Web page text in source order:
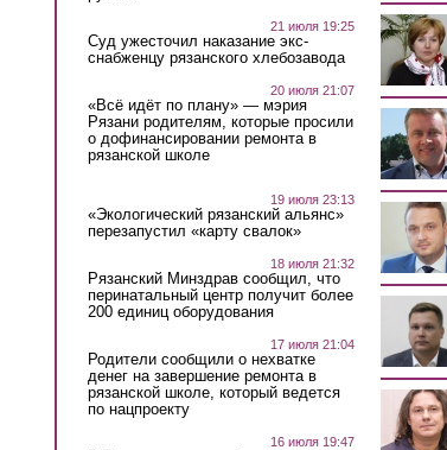
21 июля 19:25
Суд ужесточил наказание экс-
снабженцу рязанского хлебозавода
20 июля 21:07
«Всё идёт по плану» — мэрия
Рязани родителям, которые просили
о дофинансировании ремонта в
рязанской школе
19 июля 23:13
«Экологический рязанский альянс»
перезапустил «карту свалок»
18 июля 21:32
Рязанский Минздрав сообщил, что
перинатальный центр получит более
200 единиц оборудования
17 июля 21:04
Родители сообщили о нехватке
денег на завершение ремонта в
рязанской школе, который ведется
по нацпроекту
16 июля 19:47